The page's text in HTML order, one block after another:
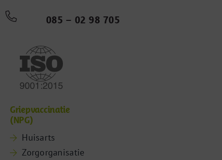
085 – 02 98 705
Griepvaccinatie
(NPG)
Huisarts
Zorgorganisatie